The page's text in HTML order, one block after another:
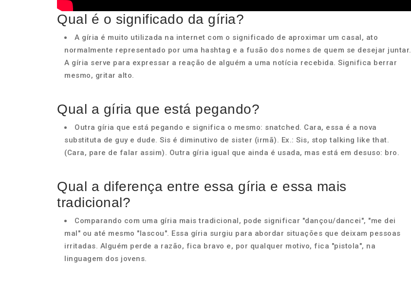
Qual é o significado da gíria?
A gíria é muito utilizada na internet com o significado de aproximar um casal, ato
normalmente representado por uma hashtag e a fusão dos nomes de quem se desejar juntar.
A gíria serve para expressar a reação de alguém a uma notícia recebida. Significa berrar
mesmo, gritar alto.
Qual a gíria que está pegando?
Outra gíria que está pegando e significa o mesmo: snatched. Cara, essa é a nova
substituta de guy e dude. Sis é diminutivo de sister (irmã). Ex.: Sis, stop talking like that.
(Cara, pare de falar assim). Outra gíria igual que ainda é usada, mas está em desuso: bro.
Qual a diferença entre essa gíria e essa mais
tradicional?
Comparando com uma gíria mais tradicional, pode significar "dançou/dancei", "me dei
mal" ou até mesmo "lascou". Essa gíria surgiu para abordar situações que deixam pessoas
irritadas. Alguém perde a razão, fica bravo e, por qualquer motivo, fica "pistola", na
linguagem dos jovens.